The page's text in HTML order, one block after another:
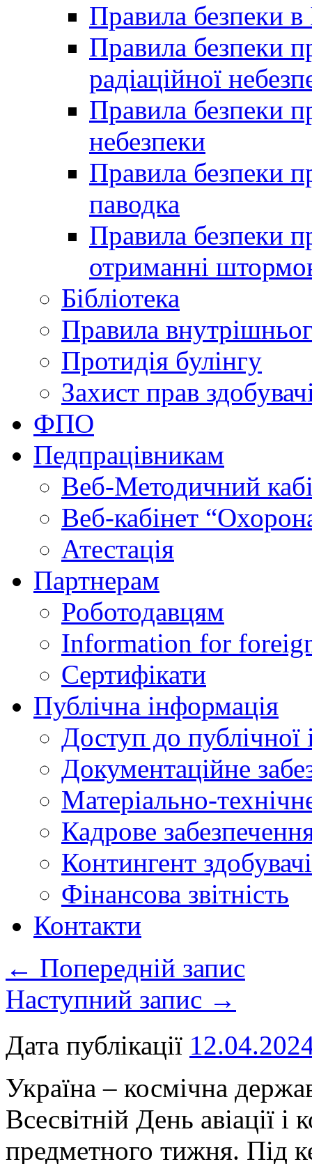
Правила безпеки в
Правила безпеки
радіаційної
Правила безпеки
небезпеки
Правила безпеки
паводка
Правила безпеки
отриманні
Бібліотека
Правила
Протидія булінгу
Захист прав
ФПО
Педпрацівникам
Веб-Методичний
Веб-кабінет
Атестація
Партнерам
Роботодавцям
Information for
Сертифікати
Публічна інформація
Доступ до публічної
Документаційне
Матеріально-
Кадрове
Контингент
Фінансова звітність
Контакти
← Попередній запис
Наступний запис →
Дата публікації
Україна – космічна
Всесвітній День авіації
предметного тижня. Під